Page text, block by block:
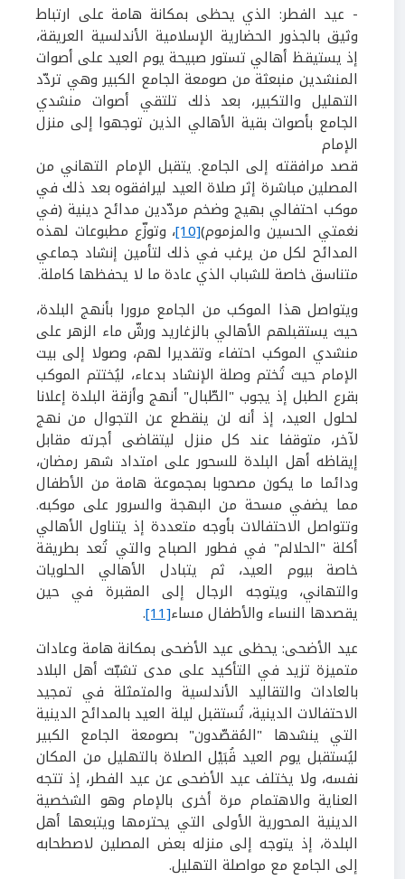
- عيد الفطر: الذي يحظى بمكانة هامة على ارتباط
وثيق بالجذور الحضارية الإسلامية الأندلسية العريقة،
إذ يستيقظ أهالي تستور صبيحة يوم العيد على أصوات
المنشدين منبعثة من صومعة الجامع الكبير وهي تردّد
التهليل والتكبير، بعد ذلك تلتقي أصوات منشدي
الجامع بأصوات بقية الأهالي الذين توجهوا إلى منزل
الإمام
قصد مرافقته إلى الجامع. يتقبل الإمام التهاني من
المصلين مباشرة إثر صلاة العيد ليرافقوه بعد ذلك في
موكب احتفالي بهيج وضخم مردّدين مدائح دينية (في
نغمتي الحسين والمزموم)[10]، وتوزّع مطبوعات لهذه
المدائح لكل من يرغب في ذلك لتأمين إنشاد جماعي
متناسق خاصة للشباب الذي عادة ما لا يحفظها كاملة.
ويتواصل هذا الموكب من الجامع مرورا بأنهج البلدة،
حيث يستقبلهم الأهالي بالزغاريد ورشّ ماء الزهر على
منشدي الموكب احتفاء وتقديرا لهم، وصولا إلى بيت
الإمام حيث تُختم وصلة الإنشاد بدعاء، ليُختتم الموكب
بقرع الطبل إذ يجوب "الطّبال" أنهج وأزقة البلدة إعلانا
لحلول العيد، إذ أنه لن ينقطع عن التجوال من نهج
لآخر، متوقفا عند كل منزل ليتقاضى أجرته مقابل
إيقاظه أهل البلدة للسحور على امتداد شهر رمضان،
ودائما ما يكون مصحوبا بمجموعة هامة من الأطفال
مما يضفي مسحة من البهجة والسرور على موكبه.
وتتواصل الاحتفالات بأوجه متعددة إذ يتناول الأهالي
أكلة "الحلالم" في فطور الصباح والتي تُعد بطريقة
خاصة بيوم العيد، ثم يتبادل الأهالي الحلويات
والتهاني، ويتوجه الرجال إلى المقبرة في حين
يقصدها النساء والأطفال مساء[11]
.
عيد الأضحى:يحظى عيد الأضحى بمكانة هامة وعادات
متميزة تزيد في التأكيد على مدى تشبّث أهل البلاد
بالعادات والتقاليد الأندلسية والمتمثلة في تمجيد
الاحتفالات الدينية، تُستقبل ليلة العيد بالمدائح الدينية
التي ينشدها "المُقصّدون" بصومعة الجامع الكبير
ليُستقبل يوم العيد قُبَيْل الصلاة بالتهليل من المكان
نفسه، ولا يختلف عيد الأضحى عن عيد الفطر، إذ تتجه
العناية والاهتمام مرة أخرى بالإمام وهو الشخصية
الدينية المحورية الأولى التي يحترمها ويتبعها أهل
البلدة، إذ يتوجه إلى منزله بعض المصلين لاصطحابه
إلى الجامع مع مواصلة التهليل.